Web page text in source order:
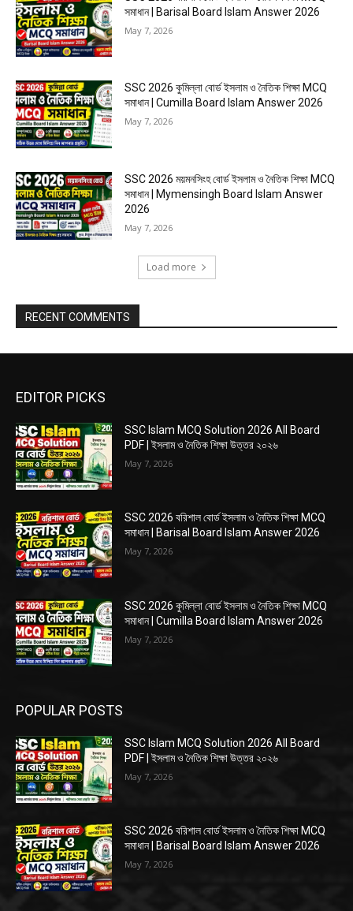
সমাধান | Barisal Board Islam Answer 2026
May 7, 2026
SSC 2026 কুমিল্লা বোর্ড ইসলাম ও নৈতিক শিক্ষা MCQ
সমাধান | Cumilla Board Islam Answer 2026
May 7, 2026
SSC 2026 ময়মনসিংহ বোর্ড ইসলাম ও নৈতিক শিক্ষা MCQ
সমাধান | Mymensingh Board Islam Answer
2026
May 7, 2026
Load more
RECENT COMMENTS
EDITOR PICKS
SSC Islam MCQ Solution 2026 All Board
PDF | ইসলাম ও নৈতিক শিক্ষা উত্তর ২০২৬
May 7, 2026
SSC 2026 বরিশাল বোর্ড ইসলাম ও নৈতিক শিক্ষা MCQ
সমাধান | Barisal Board Islam Answer 2026
May 7, 2026
SSC 2026 কুমিল্লা বোর্ড ইসলাম ও নৈতিক শিক্ষা MCQ
সমাধান | Cumilla Board Islam Answer 2026
May 7, 2026
POPULAR POSTS
SSC Islam MCQ Solution 2026 All Board
PDF | ইসলাম ও নৈতিক শিক্ষা উত্তর ২০২৬
May 7, 2026
SSC 2026 বরিশাল বোর্ড ইসলাম ও নৈতিক শিক্ষা MCQ
সমাধান | Barisal Board Islam Answer 2026
May 7, 2026